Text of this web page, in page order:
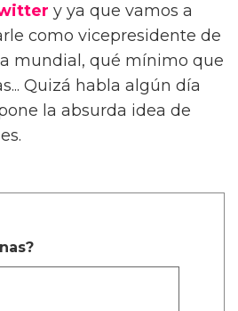
y ya que vamos a
como vicepresidente de
mundial, qué mínimo que
Quizá habla algún día
la absurda idea de